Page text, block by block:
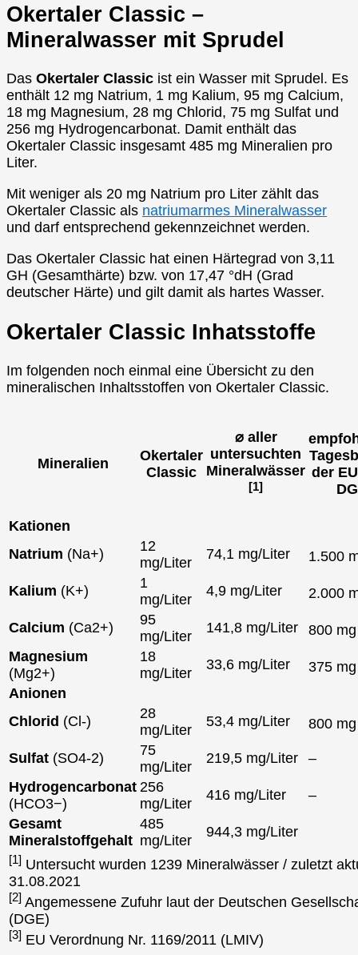
Okertaler Classic –
Mineralwasser mit Sprudel
Das Okertaler Classic ist ein Wasser mit Sprudel. Es
enthält 12 mg Natrium, 1 mg Kalium, 95 mg Calcium,
18 mg Magnesium, 28 mg Chlorid, 75 mg Sulfat und
256 mg Hydrogencarbonat. Damit enthält das
Okertaler Classic insgesamt 485 mg Mineralien pro
Liter.
Mit weniger als 20 mg Natrium pro Liter zählt das
Okertaler Classic als natriumarmes Mineralwasser
und darf entsprechend gekennzeichnet werden.
Das Okertaler Classic hat einen Härtegrad von 3,11
GH (Gesamthärte) bzw. von 17,47 °dH (Grad
deutscher Härte) und gilt damit als hartes Wasser.
Okertaler Classic Inhatsstoffe
Im folgenden noch einmal eine Übersicht zu den
mineralischen Inhaltsstoffen von Okertaler Classic.
Mineralien
Okertaler
Classic
⌀ aller
untersuchten
Mineralwässer
[1]
der
Kationen
Natrium (Na+)
12
mg/Liter
74,1 mg/Liter 1.500
Kalium (K+)
1
mg/Liter
4,9 mg/Liter 2.000
Calcium (Ca2+)
95
mg/Liter
141,8 mg/Liter
800
Magnesium
(Mg2+)
18
mg/Liter
33,6 mg/Liter
375
Anionen
Chlorid (Cl-)
28
mg/Liter
53,4 mg/Liter 800
Sulfat (SO4-2)
75
mg/Liter
219,5 mg/Liter
–
Hydrogencarbonat
(HCO3−)
256
mg/Liter
416 mg/Liter
–
Gesamt
Mineralstoffgehalt
485
mg/Liter
944,3 mg/Liter
[1] Untersucht wurden 1239 Mineralwässer / zuletzt
31.08.2021
[2] Angemessene Zufuhr laut der Deutschen
(DGE)
[3] EU Verordnung Nr. 1169/2011 (LMIV)